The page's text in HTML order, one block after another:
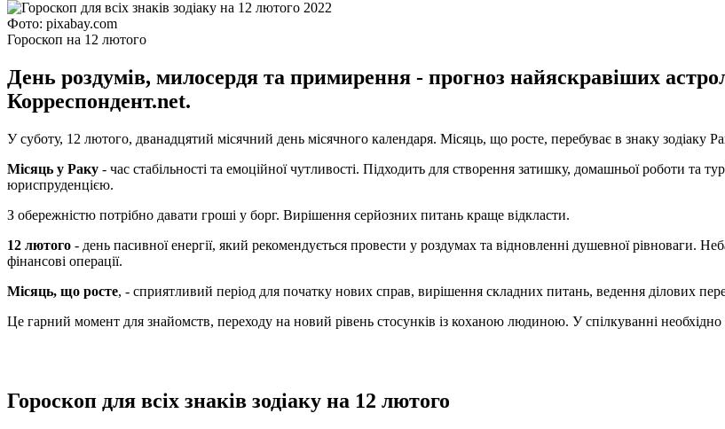
Фото: pixabay.com
Гороскоп на 12 лютого
День роздумів, милосердя та примирення - прогноз найяскравіших
Корреспондент.net.
У суботу, 12 лютого, дванадцятий місячний день місячного календаря. Місяць, що росте, перебуває в знаку зодіаку
Місяць у Раку - час стабільності та емоційної чутливості. Підходить для створення затишку, домашньої роботи та
юриспруденцією.
З обережністю потрібно давати гроші у борг. Вирішення серйозних питань краще відкласти.
12 лютого - день пасивної енергії, який рекомендується провести у роздумах та відновленні душевної рівноваги.
фінансові операції.
Місяць, що росте, - сприятливий період для початку нових справ, вирішення складних питань, ведення ділових
Це гарний момент для знайомств, переходу на новий рівень стосунків із коханою людиною. У спілкуванні необхідно
Гороскоп для всіх знаків зодіаку на 12 лютого